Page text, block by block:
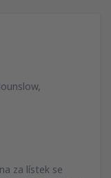
za lístek se